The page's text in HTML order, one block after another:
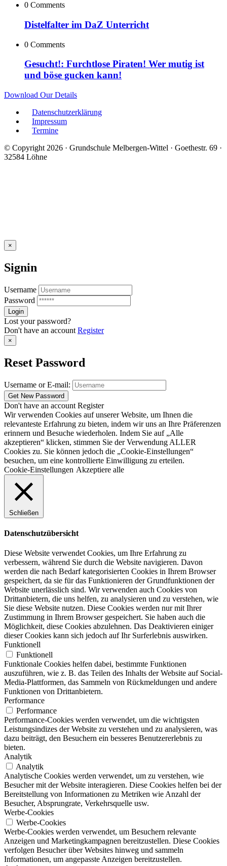
0 Comments
Distelfalter im DaZ Unterricht
0 Comments
Gesucht!: Furchtlose Piraten! Wer mutig ist
und böse gucken kann!
Download Our Details
Datenschutzerklärung
Impressum
Termine
© Copyright 2026 · Grundschule Melbergen-Wittel · Goethestr. 69 ·
32584 Löhne
×
Signin
Username
Password
Lost your password?
Don't have an account Register
×
Reset Password
Username or E-mail:
Don't have an account Register
Wir verwenden Cookies auf unserer Website, um Ihnen die
relevanteste Erfahrung zu bieten, indem wir uns an Ihre Präferenzen
erinnern und Besuche wiederholen. Indem Sie auf „Alle
akzeptieren“ klicken, stimmen Sie der Verwendung ALLER
Cookies zu. Sie können jedoch die „Cookie-Einstellungen“
besuchen, um eine kontrollierte Einwilligung zu erteilen.
Cookie-Einstellungen Akzeptiere alle
Schließen
Datenschutzübersicht
Diese Website verwendet Cookies, um Ihre Erfahrung zu
verbessern, während Sie durch die Website navigieren. Davon
werden die nach Bedarf kategorisierten Cookies in Ihrem Browser
gespeichert, da sie für das Funktionieren der Grundfunktionen der
Website unerlässlich sind. Wir verwenden auch Cookies von
Drittanbietern, die uns helfen, zu analysieren und zu verstehen, wie
Sie diese Website nutzen. Diese Cookies werden nur mit Ihrer
Zustimmung in Ihrem Browser gespeichert. Sie haben auch die
Möglichkeit, diese Cookies abzulehnen. Das Deaktivieren einiger
dieser Cookies kann sich jedoch auf Ihr Surferlebnis auswirken.
Funktionell
Funktionell
Funktionale Cookies helfen dabei, bestimmte Funktionen
auszuführen, wie z. B. das Teilen des Inhalts der Website auf Social-
Media-Plattformen, das Sammeln von Rückmeldungen und andere
Funktionen von Drittanbietern.
Performance
Performance
Performance-Cookies werden verwendet, um die wichtigsten
Leistungsindizes der Website zu verstehen und zu analysieren, was
dazu beiträgt, den Besuchern ein besseres Benutzererlebnis zu
bieten.
Analytik
Analytik
Analytische Cookies werden verwendet, um zu verstehen, wie
Besucher mit der Website interagieren. Diese Cookies helfen bei der
Bereitstellung von Informationen zu Metriken wie Anzahl der
Besucher, Absprungrate, Verkehrsquelle usw.
Werbe-Cookies
Werbe-Cookies
Werbe-Cookies werden verwendet, um Besuchern relevante
Anzeigen und Marketingkampagnen bereitzustellen. Diese Cookies
verfolgen Besucher über Websites hinweg und sammeln
Informationen, um angepasste Anzeigen bereitzustellen.